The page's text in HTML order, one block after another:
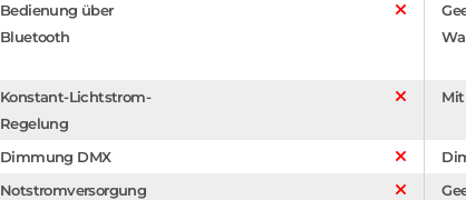
Bedienung über
Bluetooth
Konstant-Lichtstrom-
Regelung
Dimmung DMX
Notstromversorgung